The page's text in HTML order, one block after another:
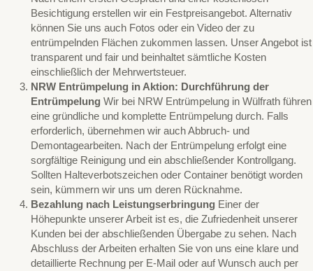
Besichtigung erstellen wir ein Festpreisangebot. Alternativ
können Sie uns auch Fotos oder ein Video der zu
entrümpelnden Flächen zukommen lassen. Unser Angebot ist
transparent und fair und beinhaltet sämtliche Kosten
einschließlich der Mehrwertsteuer.
NRW Entrümpelung in Aktion: Durchführung der
Entrümpelung Wir bei NRW Entrümpelung in Wülfrath führen
eine gründliche und komplette Entrümpelung durch. Falls
erforderlich, übernehmen wir auch Abbruch- und
Demontagearbeiten. Nach der Entrümpelung erfolgt eine
sorgfältige Reinigung und ein abschließender Kontrollgang.
Sollten Halteverbotszeichen oder Container benötigt worden
sein, kümmern wir uns um deren Rücknahme.
Bezahlung nach Leistungserbringung Einer der
Höhepunkte unserer Arbeit ist es, die Zufriedenheit unserer
Kunden bei der abschließenden Übergabe zu sehen. Nach
Abschluss der Arbeiten erhalten Sie von uns eine klare und
detaillierte Rechnung per E-Mail oder auf Wunsch auch per